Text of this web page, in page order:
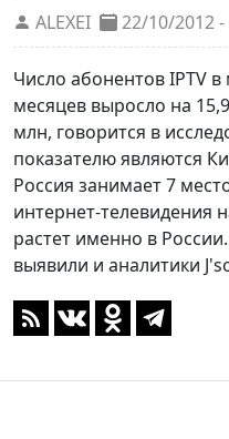
ALEXEI 22/10/2012 -
Число абонентов IPTV
месяцев выросло на
млн, говорится в
показателю являются
Россия занимает 7
интернет-
растет именно в
выявили и аналитики